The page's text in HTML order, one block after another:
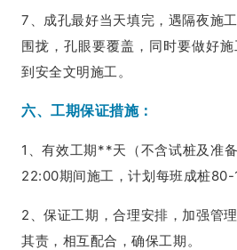
7、成孔最好当天填完，遇隔夜施
围拢，孔眼要覆盖，同时要做好
到安全文明施工。
六、工期保证措施：
1、有效工期**天（不含试桩及准
22:00期间施工，计划每班成桩80-
2、保证工期，合理安排，加强管
其责，相互配合，确保工期。